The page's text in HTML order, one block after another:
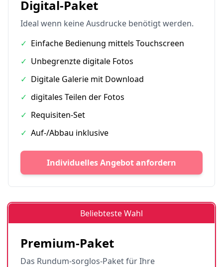
Digital-Paket
Ideal wenn keine Ausdrucke benötigt werden.
✓ Einfache Bedienung mittels Touchscreen
✓ Unbegrenzte digitale Fotos
✓ Digitale Galerie mit Download
✓ digitales Teilen der Fotos
✓ Requisiten-Set
✓ Auf-/Abbau inklusive
Individuelles Angebot anfordern
Beliebteste Wahl
Premium-Paket
Das Rundum-sorglos-Paket für Ihre